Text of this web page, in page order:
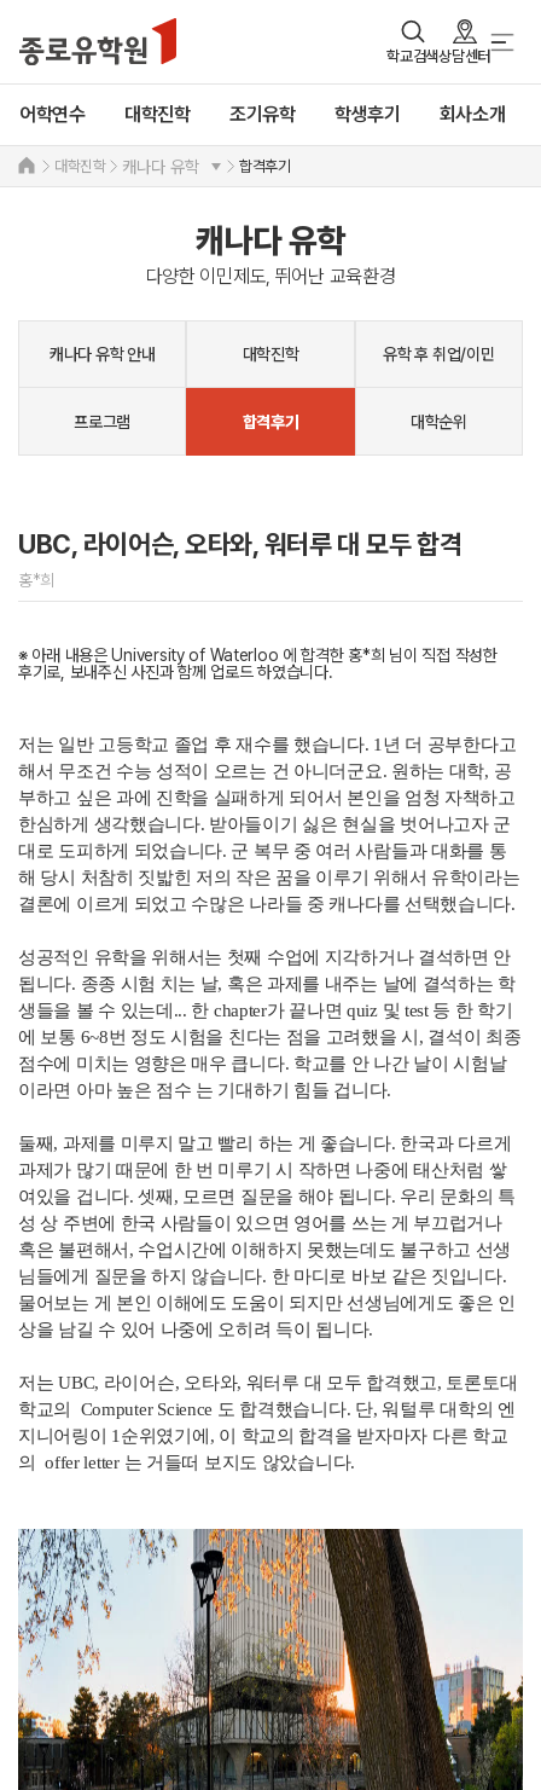
학교검색상담센터
어학연수 대학진학 조기유학 학생후기 회사소개
대학진학 캐나다 유학 합격후기
캐나다 유학
다양한 이민제도, 뛰어난 교육환경
캐나다 유학 안내 대학진학 유학 후 취업/이민
프로그램 합격후기 대학순위
UBC, 라이어슨, 오타와, 워터루 대 모두 합격
홍*희
※ 아래 내용은 University of Waterloo 에 합격한 홍*희 님이 직접 작성한
후기로, 보내주신 사진과 함께 업로드 하였습니다.
저는 일반 고등학교 졸업 후 재수를 했습니다. 1년 더 공부한다고
해서 무조건 수능 성적이 오르는 건 아니더군요. 원하는 대학, 공
부하고 싶은 과에 진학을 실패하게 되어서 본인을 엄청 자책하고
한심하게 생각했습니다. 받아들이기 싫은 현실을 벗어나고자 군
대로 도피하게 되었습니다. 군 복무 중 여러 사람들과 대화를 통
해 당시 처참히 짓밟힌 저의 작은 꿈을 이루기 위해서 유학이라는
결론에 이르게 되었고 수많은 나라들 중 캐나다를 선택했습니다.
성공적인 유학을 위해서는 첫째 수업에 지각하거나 결석하면 안
됩니다. 종종 시험 치는 날, 혹은 과제를 내주는 날에 결석하는 학
생들을 볼 수 있는데... 한 chapter가 끝나면 quiz 및 test 등 한 학기
에 보통 6~8번 정도 시험을 친다는 점을 고려했을 시, 결석이 최종
점수에 미치는 영향은 매우 큽니다. 학교를 안 나간 날이 시험날
이라면 아마 높은 점수 는 기대하기 힘들 겁니다.
둘째, 과제를 미루지 말고 빨리 하는 게 좋습니다. 한국과 다르게
과제가 많기 때문에 한 번 미루기 시 작하면 나중에 태산처럼 쌓
여있을 겁니다. 셋째, 모르면 질문을 해야 됩니다. 우리 문화의 특
성 상 주변에 한국 사람들이 있으면 영어를 쓰는 게 부끄럽거나
혹은 불편해서, 수업시간에 이해하지 못했는데도 불구하고 선생
님들에게 질문을 하지 않습니다. 한 마디로 바보 같은 짓입니다.
물어보는 게 본인 이해에도 도움이 되지만 선생님에게도 좋은 인
상을 남길 수 있어 나중에 오히려 득이 됩니다.
저는UBC, 라이어슨, 오타와, 워터루 대 모두 합격했고, 토론토대
학교의 Computer Science 도 합격했습니다. 단, 워털루 대학의 엔
지니어링이 1순위였기에, 이 학교의 합격을 받자마자 다른 학교
의 offer letter 는 거들떠 보지도 않았습니다.